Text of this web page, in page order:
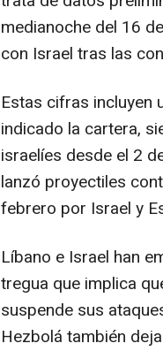
medianoche del 16
con Israel tras las
Estas cifras incluyen
indicado la cartera,
israelíes desde el 2
lanzó proyectiles
febrero por Israel y
Líbano e Israel han
tregua que implica
suspende sus
Hezbolá también